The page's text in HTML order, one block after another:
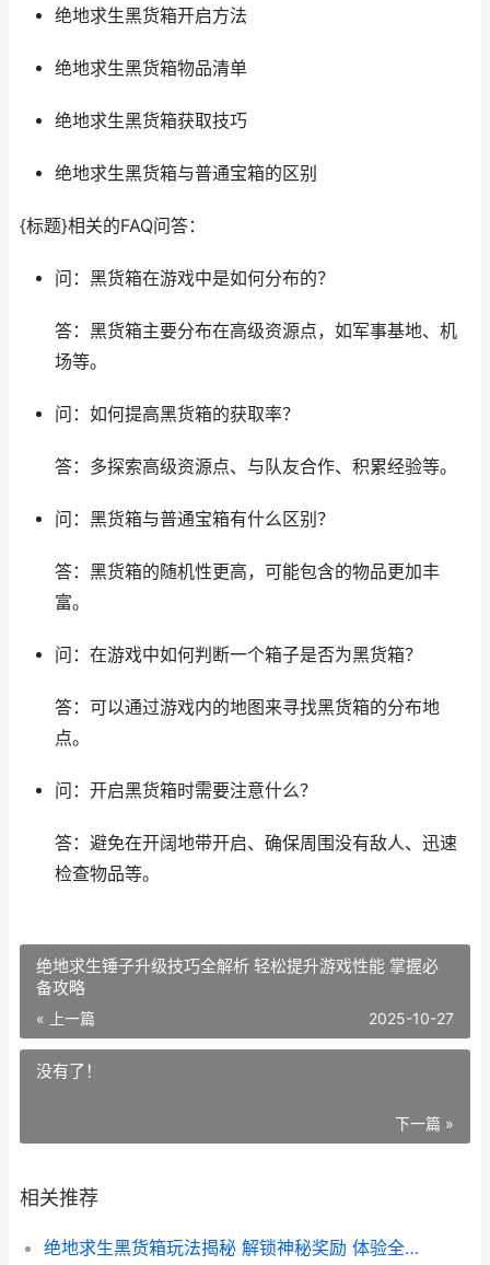
绝地求生黑货箱开启方法
绝地求生黑货箱物品清单
绝地求生黑货箱获取技巧
绝地求生黑货箱与普通宝箱的区别
{标题}相关的FAQ问答：
问：黑货箱在游戏中是如何分布的？
答：黑货箱主要分布在高级资源点，如军事基地、机
场等。
问：如何提高黑货箱的获取率？
答：多探索高级资源点、与队友合作、积累经验等。
问：黑货箱与普通宝箱有什么区别？
答：黑货箱的随机性更高，可能包含的物品更加丰
富。
问：在游戏中如何判断一个箱子是否为黑货箱？
答：可以通过游戏内的地图来寻找黑货箱的分布地
点。
问：开启黑货箱时需要注意什么？
答：避免在开阔地带开启、确保周围没有敌人、迅速
检查物品等。
绝地求生锤子升级技巧全解析 轻松提升游戏性能 掌握必
备攻略
« 上一篇 2025-10-27
没有了！
下一篇 »
相关推荐
绝地求生黑货箱玩法揭秘 解锁神秘奖励 体验全新游戏乐趣